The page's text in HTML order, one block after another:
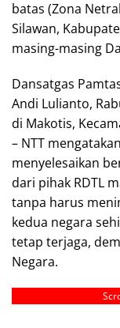
batas (Zona
Silawan,
masing-masing
Dansatgas
Andi Lulianto,
di Makotis,
– NTT
menyelesaikan
dari pihak RDTL
tanpa harus
kedua negara
tetap terjaga,
Negara.